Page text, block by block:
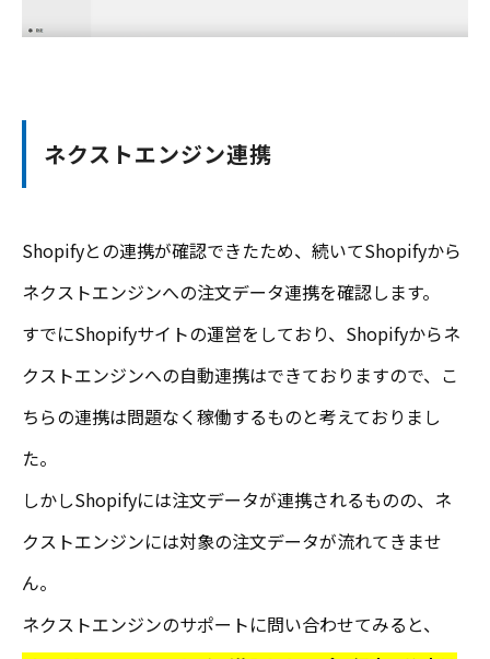
ネクストエンジン連携
Shopifyとの連携が確認できたため、続いてShopifyから
ネクストエンジンへの注文データ連携を確認します。
すでにShopifyサイトの運営をしており、Shopifyからネ
クストエンジンへの自動連携はできておりますので、こ
ちらの連携は問題なく稼働するものと考えておりまし
た。
しかしShopifyには注文データが連携されるものの、ネ
クストエンジンには対象の注文データが流れてきませ
ん。
ネクストエンジンのサポートに問い合わせてみると、